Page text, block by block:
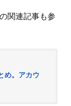
関連記事も参
め。アカウ